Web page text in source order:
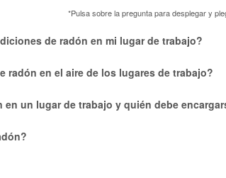
*Pulsa sobre la pregunta para desplegar y
de radón en mi lugar de trabajo?
radón en el aire de los lugares de trabajo?
un lugar de trabajo y quién debe